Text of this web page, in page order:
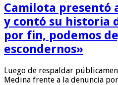
Camilota presentó
y contó su historia
por fin, podemos
escondernos»
Luego de respaldar
Medina frente a la denuncia